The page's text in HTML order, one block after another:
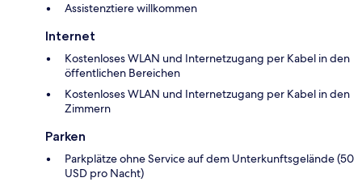
Assistenztiere willkommen
Internet
Kostenloses WLAN und Internetzugang per Kabel in den
öffentlichen Bereichen
Kostenloses WLAN und Internetzugang per Kabel in den
Zimmern
Parken
Parkplätze ohne Service auf dem Unterkunftsgelände (50
USD pro Nacht)